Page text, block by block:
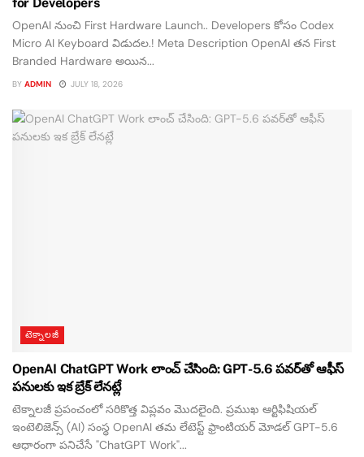
for Developers
OpenAI నుంచి First Hardware Launch.. Developers కోసం Codex
Micro AI Keyboard విడుదల.! Meta Description OpenAI తన First
Branded Hardware అయిన...
BY ADMIN JULY 18, 2026
టెక్నాలజీ
OpenAI ChatGPT Work లాంచ్ చేసింది: GPT-5.6 పవర్‌తో ఆఫీస్
పనులకు ఇక బ్రేక్ లేనట్లే
టెక్నాలజీ ప్రపంచంలో సరికొత్త విప్లవం మొదలైంది. ప్రముఖ ఆర్టిఫిషియల్
ఇంటెలిజెన్స్ (AI) సంస్థ OpenAI తమ లేటెస్ట్ ఫ్రాంటియర్ మోడల్ GPT-5.6
ఆధారంగా పనిచేసే "ChatGPT Work"...